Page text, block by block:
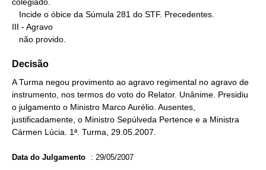
colegiado.
III - Agravo
   não provido.
Decisão
A Turma negou provimento ao agravo regimental no agravo de
instrumento, nos termos do voto do Relator. Unânime. Presidiu
o julgamento o Ministro Marco Aurélio. Ausentes,
justificadamente, o Ministro Sepúlveda Pertence e a Ministra
Cármen Lúcia. 1ª. Turma, 29.05.2007.
Data do Julgamento : 29/05/2007